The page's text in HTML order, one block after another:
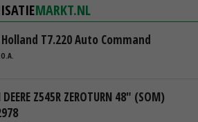
MARKT.NL
T7.220 Auto Command
DEERE Z545R ZEROTURN 48" (SOM)